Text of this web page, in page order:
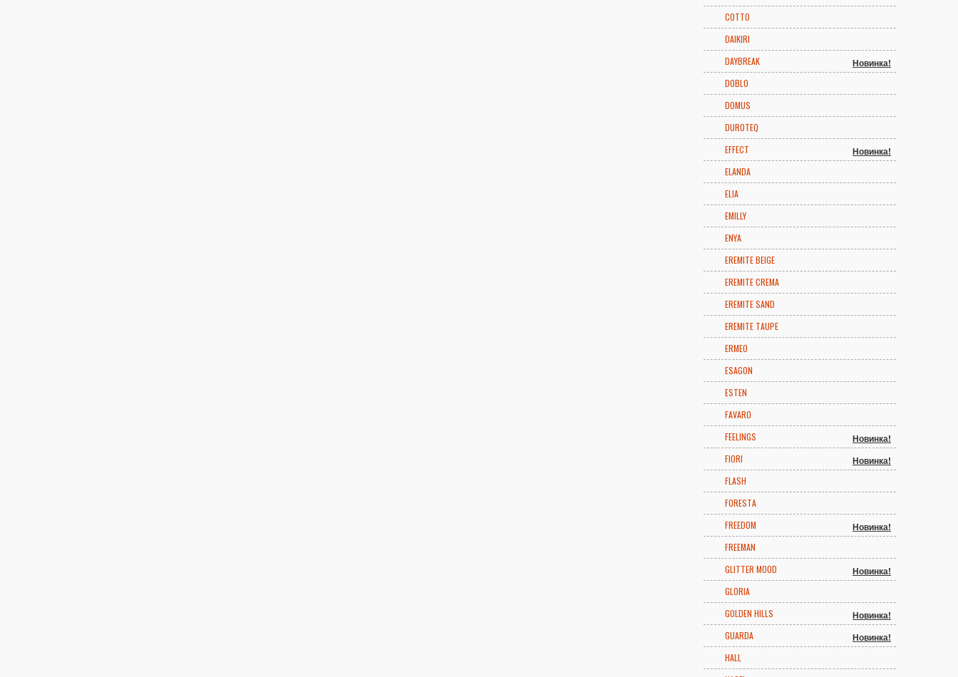
COTTO
DAIKIRI
DAYBREAK
Новинка!
DOBLO
DOMUS
DUROTEQ
EFFECT
Новинка!
ELANDA
ELIA
EMILLY
ENYA
EREMITE BEIGE
EREMITE CREMA
EREMITE SAND
EREMITE TAUPE
ERMEO
ESAGON
ESTEN
FAVARO
FEELINGS
Новинка!
FIORI Новинка!
FLASH
FORESTA
FREEDOM
Новинка!
FREEMAN
GLITTER MOOD
Новинка!
GLORIA
GOLDEN HILLS
Новинка!
GUARDA Новинка!
HALL